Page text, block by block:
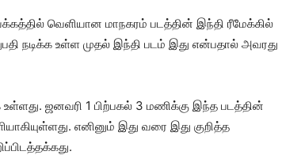
வெளியான மாநகரம் படத்தின் இந்தி ரீமேக்கில்
நடிக்க உள்ள முதல் இந்தி படம் இது என்பதால் அவரது
ஜனவரி 1 பிற்பகல் 3 மணிக்கு இந்த படத்தின்
எனினும் இது வரை இது குறித்த